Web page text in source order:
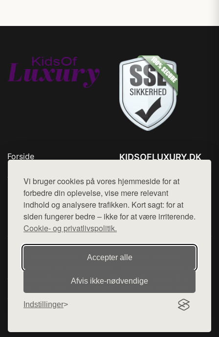
Vi bruger cookies på vores hjemmeside for at
forbedre din oplevelse, vise mere relevant
indhold og analysere trafikken. Kort sagt: for at
siden fungerer bedre – ikke for at være irriterende.
Cookie- og privatlivspolitik.
Accepter alle
Afvis ikke‑nødvendige
Indstillinger
Forside
Top Rabatter
Kontakt
KIDSOFLUXURY.DK
Mail: hej@want.dk
Cookie- og privatlivspolitik
Denne side er en del af want.dk, der udgiver en række
hjemmesider med præsentation af forskellige produkter fra
diverse webshops. Der sælges ikke varer fra denne side - vi
henviser til de shops, som sælger varen. Vi har heller ikke
varerne på lager.